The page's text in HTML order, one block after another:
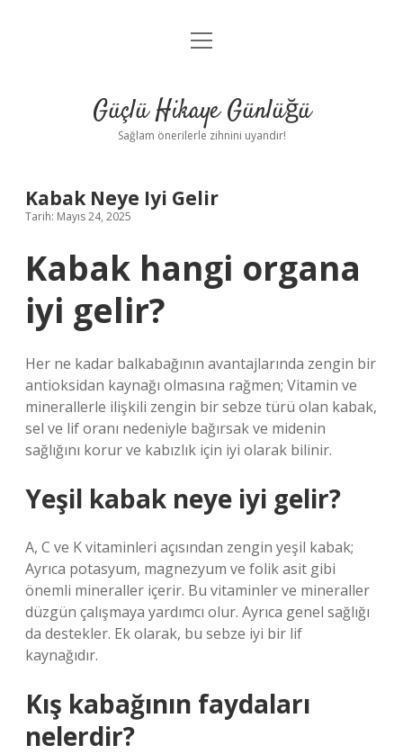
Anasayfa
Yasal Uyarı
menüyü
Güçlü Hikaye Günlüğü
Sağlam önerilerle zihnini uyandır!
Kabak Neye Iyi Gelir
Tarih: Mayıs 24, 2025
Kabak hangi organa
iyi gelir?
Her ne kadar balkabağının avantajlarında zengin bir
antioksidan kaynağı olmasına rağmen; Vitamin ve
minerallerle ilişkili zengin bir sebze türü olan kabak,
sel ve lif oranı nedeniyle bağırsak ve midenin
sağlığını korur ve kabızlık için iyi olarak bilinir.
Yeşil kabak neye iyi gelir?
A, C ve K vitaminleri açısından zengin yeşil kabak;
Ayrıca potasyum, magnezyum ve folik asit gibi
önemli mineraller içerir. Bu vitaminler ve mineraller
düzgün çalışmaya yardımcı olur. Ayrıca genel sağlığı
da destekler. Ek olarak, bu sebze iyi bir lif
kaynağıdır.
Kış kabağının faydaları
nelerdir?